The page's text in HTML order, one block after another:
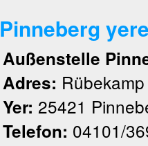
Pinneberg
Außenstelle
Adres:
Yer: 25421
Telefon: 04101/